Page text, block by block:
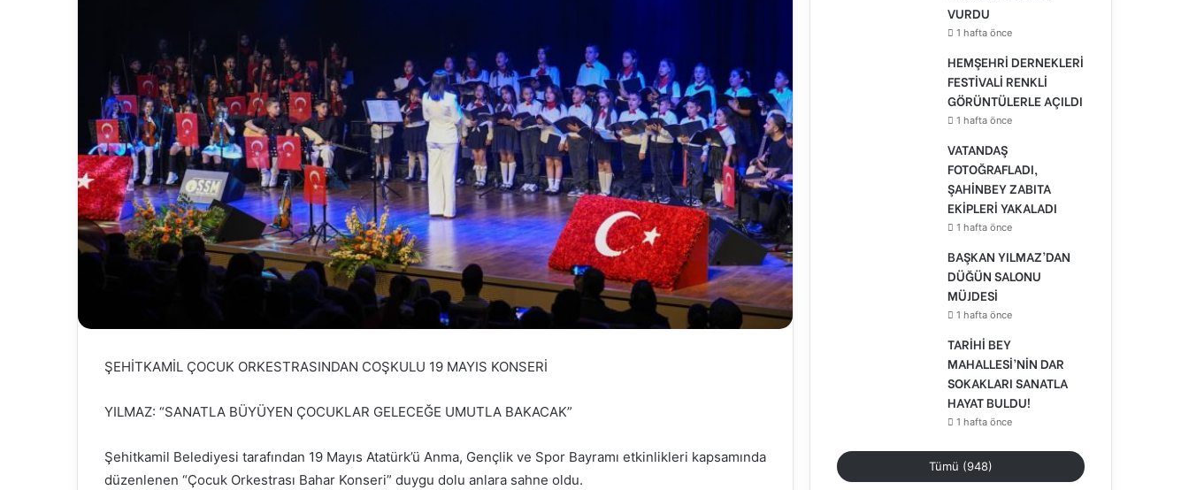
ŞEHİTKAMİL ÇOCUK ORKESTRASINDAN COŞKULU 19 MAYIS KONSERİ
YILMAZ: “SANATLA BÜYÜYEN ÇOCUKLAR GELECEĞE UMUTLA BAKACAK”
Şehitkamil Belediyesi tarafından 19 Mayıs Atatürk’ü Anma, Gençlik ve Spor Bayramı etkinlikleri kapsamında
düzenlenen “Çocuk Orkestrası Bahar Konseri” duygu dolu anlara sahne oldu.
VURDU
1 hafta önce
HEMŞEHRİ DERNEKLERİ
FESTİVALİ RENKLİ
GÖRÜNTÜLERLE AÇILDI
1 hafta önce
VATANDAŞ
FOTOĞRAFLADI,
ŞAHİNBEY ZABITA
EKİPLERİ YAKALADI
1 hafta önce
BAŞKAN YILMAZ’DAN
DÜĞÜN SALONU
MÜJDESİ
1 hafta önce
TARİHİ BEY
MAHALLESİ’NİN DAR
SOKAKLARI SANATLA
HAYAT BULDU!
1 hafta önce
Tümü (948)